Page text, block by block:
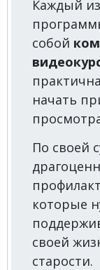
Каждый
собой
начать
По своей
которые
своей
старости.